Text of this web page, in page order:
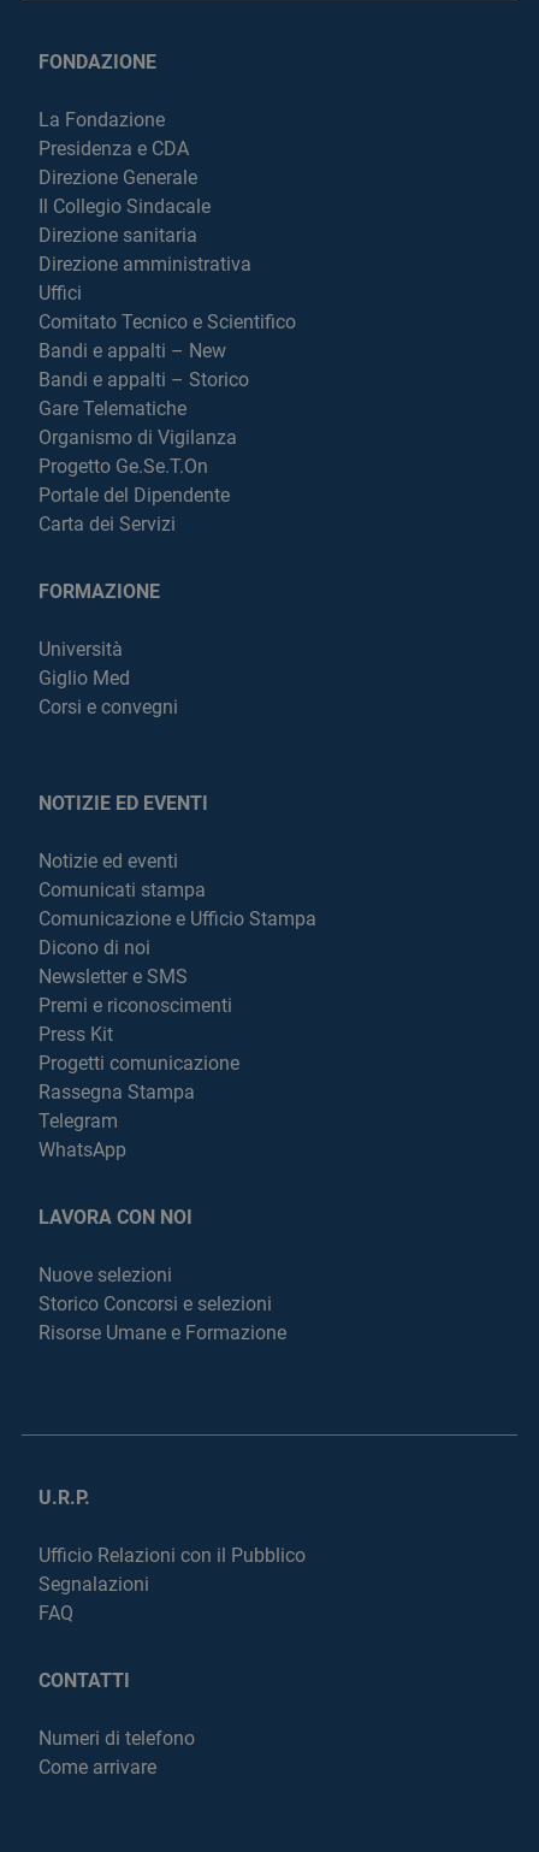
FONDAZIONE
La Fondazione
Presidenza e CDA
Direzione Generale
Il Collegio Sindacale
Direzione sanitaria
Direzione amministrativa
Uffici
Comitato Tecnico e Scientifico
Bandi e appalti – New
Bandi e appalti – Storico
Gare Telematiche
Organismo di Vigilanza
Progetto Ge.Se.T.On
Portale del Dipendente
Carta dei Servizi
FORMAZIONE
Università
Giglio Med
Corsi e convegni
NOTIZIE ED EVENTI
Notizie ed eventi
Comunicati stampa
Comunicazione e Ufficio Stampa
Dicono di noi
Newsletter e SMS
Premi e riconoscimenti
Press Kit
Progetti comunicazione
Rassegna Stampa
Telegram
WhatsApp
LAVORA CON NOI
Nuove selezioni
Storico Concorsi e selezioni
Risorse Umane e Formazione
U.R.P.
Ufficio Relazioni con il Pubblico
Segnalazioni
FAQ
CONTATTI
Numeri di telefono
Come arrivare